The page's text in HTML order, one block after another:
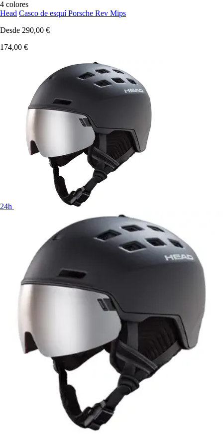
4 colores
Head Casco de esquí Porsche Rev Mips
Desde 290,00 €
174,00 €
24h